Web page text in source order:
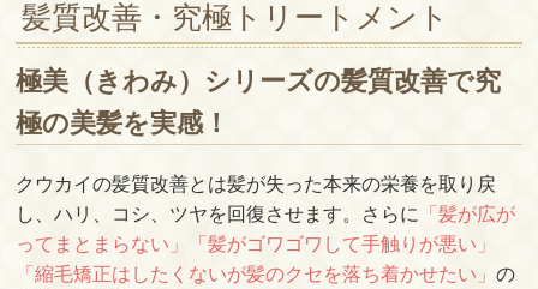
髪質改善・究極トリートメント
極美（きわみ）シリーズの髪質改善で究
極の美髪を実感！
クウカイの髪質改善とは髪が失った本来の栄養を取り戻
し、ハリ、コシ、ツヤを回復させます。さらに
「髪が広が
ってまとまらない」「髪がゴワゴワして手触りが悪い」
「縮毛矯正はしたくないが髪のクセを落ち着かせたい」の